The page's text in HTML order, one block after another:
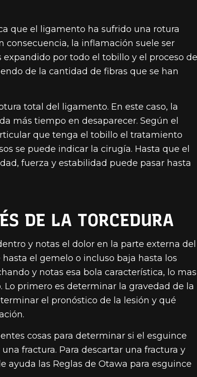
que el ligamento ha sufrido una rotura
consecuencia, la inflamación suele ser
por todo el tobillo y el proceso de
de la cantidad de fibras que se han
total del ligamento. En este caso, la
más tiempo en desaparecer. Según el
que tenga el tobillo el tratamiento
se puede indicar la cirugía. Hasta que el
fuerza y estabilidad puede pasar hasta
DE LA TORCEDURA
y notas el dolor en la parte externa del
el gemelo o incluso baja hasta los
y notas esa bola característica, lo mas
primero es determinar la gravedad de la
el pronóstico de la lesión y qué
cosas para determinar si el esguince
fractura. Para descartar una fractura y
ayuda las Reglas de Otawa para esguince